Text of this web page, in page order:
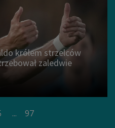
królem strzelców
zaledwie
... 97